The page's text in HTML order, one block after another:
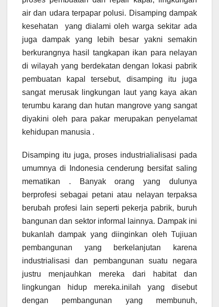
air dan udara terpapar polusi. Disamping dampak
kesehatan yang dialami oleh warga sekitar ada
juga dampak yang lebih besar yakni semakin
berkurangnya hasil tangkapan ikan para nelayan
di wilayah yang berdekatan dengan lokasi pabrik
pembuatan kapal tersebut, disamping itu juga
sangat merusak lingkungan laut yang kaya akan
terumbu karang dan hutan mangrove yang sangat
diyakini oleh para pakar merupakan penyelamat
kehidupan manusia .
Disamping itu juga, proses industrialialisasi pada
umumnya di Indonesia cenderung bersifat saling
mematikan . Banyak orang yang dulunya
berprofesi sebagai petani atau nelayan terpaksa
berubah profesi lain seperti pekerja pabrik, buruh
bangunan dan sektor informal lainnya. Dampak ini
bukanlah dampak yang diinginkan oleh Tujiuan
pembangunan yang berkelanjutan karena
industrialisasi dan pembangunan suatu negara
justru menjauhkan mereka dari habitat dan
lingkungan hidup mereka.inilah yang disebut
dengan pembangunan yang membunuh,